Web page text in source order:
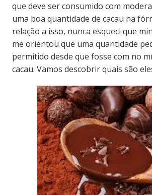
que deve ser consumido com
uma boa quantidade de cacau na
relação a isso, nunca esqueci que
me orientou que uma quantidade
permitido desde que fosse com no
cacau. Vamos descobrir quais são